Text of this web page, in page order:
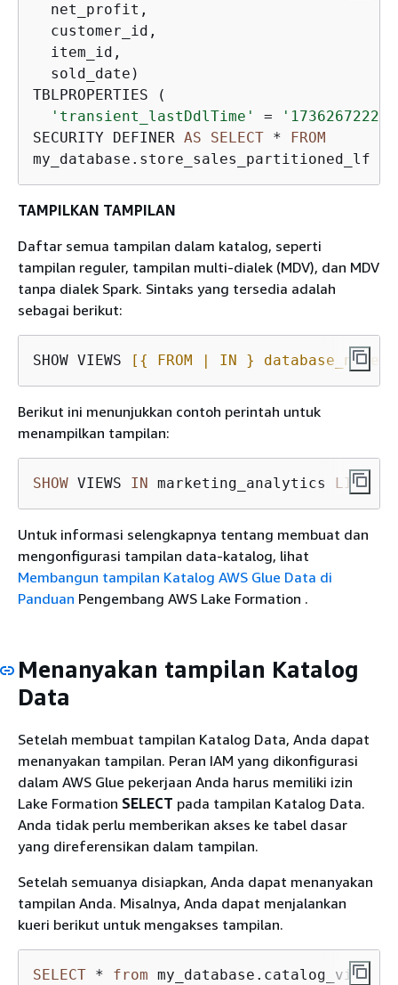
  net_profit,
  customer_id,
  item_id,
  sold_date)
TBLPROPERTIES (
'transient_lastDdlTime'
= '1736267222'
SECURITY DEFINER AS SELECT *
FROM
my_database.store_sales_partitioned_lf
TAMPILKAN TAMPILAN
Daftar semua tampilan dalam katalog, seperti
tampilan reguler, tampilan multi-dialek (MDV), dan MDV
tanpa dialek Spark. Sintaks yang tersedia adalah
sebagai berikut:
SHOW VIEWS [ { FROM | IN } database_name]
Berikut ini menunjukkan contoh perintah untuk
menampilkan tampilan:
SHOW VIEWS IN marketing_analytics LIKE
Untuk informasi selengkapnya tentang membuat dan
mengonfigurasi tampilan data-katalog, lihat
Membangun tampilan Katalog AWS Glue Data di
Panduan Pengembang AWS Lake Formation .
Menanyakan tampilan Katalog
Data
Setelah membuat tampilan Katalog Data, Anda dapat
menanyakan tampilan. Peran IAM yang dikonfigurasi
dalam AWS Glue pekerjaan Anda harus memiliki izin
Lake Formation SELECT pada tampilan Katalog Data.
Anda tidak perlu memberikan akses ke tabel dasar
yang direferensikan dalam tampilan.
Setelah semuanya disiapkan, Anda dapat menanyakan
tampilan Anda. Misalnya, Anda dapat menjalankan
kueri berikut untuk mengakses tampilan.
SELECT * from my_database.catalog_view